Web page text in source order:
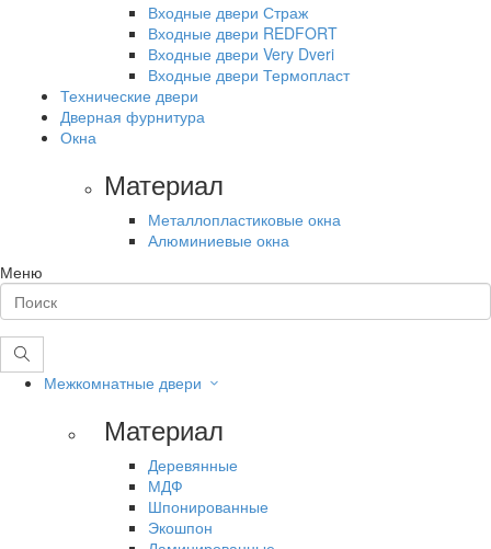
Входные двери Страж
Входные двери REDFORT
Входные двери Very Dveri
Входные двери Термопласт
Технические двери
Дверная фурнитура
Окна
Материал
Металлопластиковые окна
Алюминиевые окна
Меню
Межкомнатные двери
Материал
Деревянные
МДФ
Шпонированные
Экошпон